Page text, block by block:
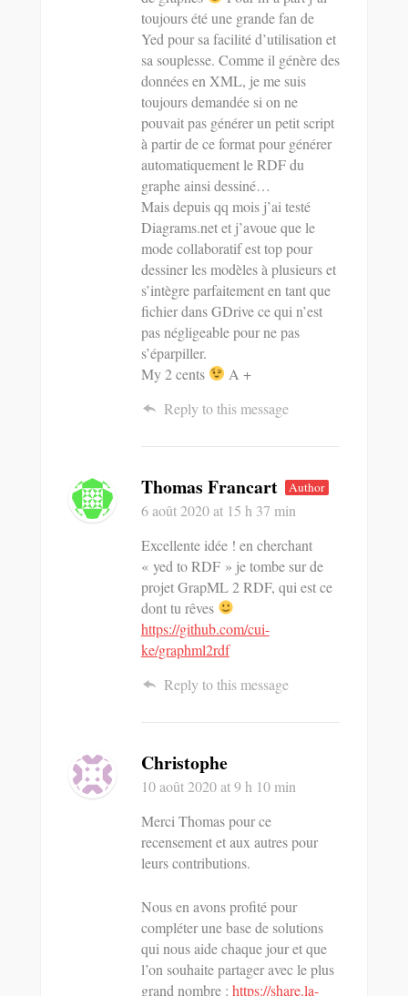
toujours été une grande fan de
Yed pour sa facilité d’utilisation et
sa souplesse. Comme il génère des
données en XML, je me suis
toujours demandée si on ne
pouvait pas générer un petit script
à partir de ce format pour générer
automatiquement le RDF du
graphe ainsi dessiné…
Mais depuis qq mois j’ai testé
Diagrams.net et j’avoue que le
mode collaboratif est top pour
dessiner les modèles à plusieurs et
s’intègre parfaitement en tant que
fichier dans GDrive ce qui n’est
pas négligeable pour ne pas
s’éparpiller.
My 2 cents
A +
Reply to this message
Thomas Francart Author
6 août 2020at 15 h 37 min
Excellente idée ! en cherchant
« yed to RDF » je tombe sur de
projet GrapML 2 RDF, qui est ce
dont tu rêves
https://github.com/cui-
ke/graphml2rdf
Reply to this message
Christophe
10 août 2020at 9 h 10 min
Merci Thomas pour ce
recensement et aux autres pour
leurs contributions.
Nous en avons profité pour
compléter une base de solutions
qui nous aide chaque jour et que
l’on souhaite partager avec le plus
grand nombre : https://share.la-